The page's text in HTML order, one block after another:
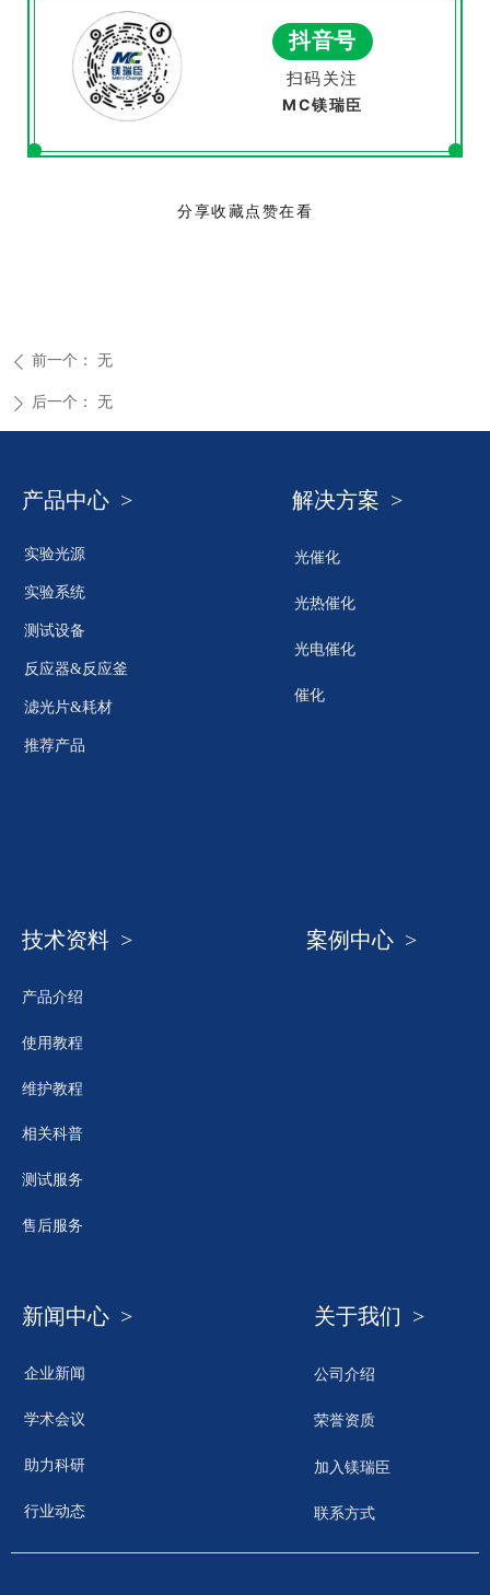
抖音号
扫码关注
MC镁瑞臣
分享收藏点赞在看
ꄴ 前一个： 无
ꄲ 后一个： 无
产品中心 >
实验光源
实验系统
测试设备
反应器&反应釜
滤光片&耗材
推荐产品
解决方案 >
光催化
光热催化
光电催化
催化
技术资料 >
产品介绍
使用教程
维护教程
相关科普
测试服务
售后服务
案例中心 >
新闻中心 >
企业新闻
学术会议
助力科研
行业动态
关于我们 >
公司介绍
荣誉资质
加入镁瑞臣
联系方式